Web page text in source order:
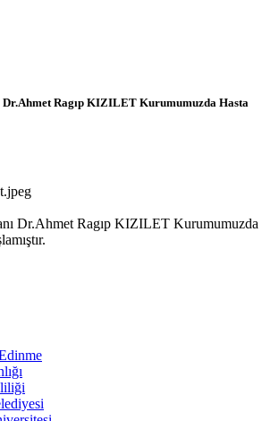
Dr.Ahmet Ragıp KIZILET Kurumumuzda Hasta
Dr.Ahmet Ragıp KIZILET Kurumumuzda